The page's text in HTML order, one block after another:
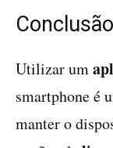
Conclusão
Utilizar um
smartphone é
manter o